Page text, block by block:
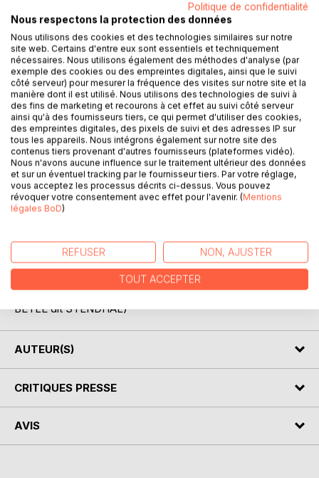
DESCRIPTION
Qui sont ces gens que nous croisons dans la rue et qui
nous dévisagent à longueur de temps ?
Du visage angélique des uns à celui dont les traits sont plus
marqués des autres, tous véhiculent un vécu qui n'est que
la répétition de l'histoire des hommes et des femmes dont
le caractère utopique, parfois implacable, contredit
ponctuellement la logique et le bon sens qui devraient
prévaloir sur tout le reste.
Non ! Rien de tel dans cet ouvrage.
« A qui sait comprendre, peu de mots suffisent. » (Henri
BEYLE dit STENDHAL)
AUTEUR(S)
CRITIQUES PRESSE
AVIS
Politique de confidentialité
Nous respectons la protection des données
Nous utilisons des cookies et des technologies similaires sur notre
site web. Certains d'entre eux sont essentiels et techniquement
nécessaires. Nous utilisons également des méthodes d'analyse (par
exemple des cookies ou des empreintes digitales, ainsi que le suivi
côté serveur) pour mesurer la fréquence des visites sur notre site et la
manière dont il est utilisé. Nous utilisons des technologies de suivi à
des fins de marketing et recourons à cet effet au suivi côté serveur
ainsi qu'à des fournisseurs tiers, ce qui permet d'utiliser des cookies,
des empreintes digitales, des pixels de suivi et des adresses IP sur
tous les appareils. Nous intégrons également sur notre site des
contenus tiers provenant d'autres fournisseurs (plateformes vidéo).
Nous n'avons aucune influence sur le traitement ultérieur des données
et sur un éventuel tracking par le fournisseur tiers. Par votre réglage,
vous acceptez les processus décrits ci-dessus. Vous pouvez
révoquer votre consentement avec effet pour l'avenir. (Mentions
légales BoD)
REFUSER NON, AJUSTER
TOUT ACCEPTER